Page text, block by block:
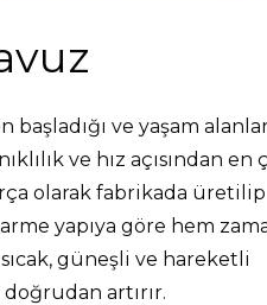
ve yaşam
ve hız açısından en
olarak fabrikada üretilip
yapıya göre hem
güneşli ve hareketli
artırır.